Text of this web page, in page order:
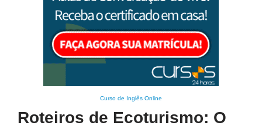
Curso de Inglês Online
Roteiros de Ecoturismo: O